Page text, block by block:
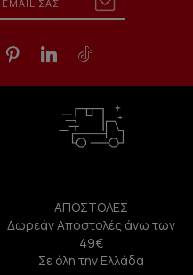
ΑΠΟΣΤΟΛΕΣ
Δωρεάν Αποστολές άνω των
49€
Σε όλη την Ελλάδα